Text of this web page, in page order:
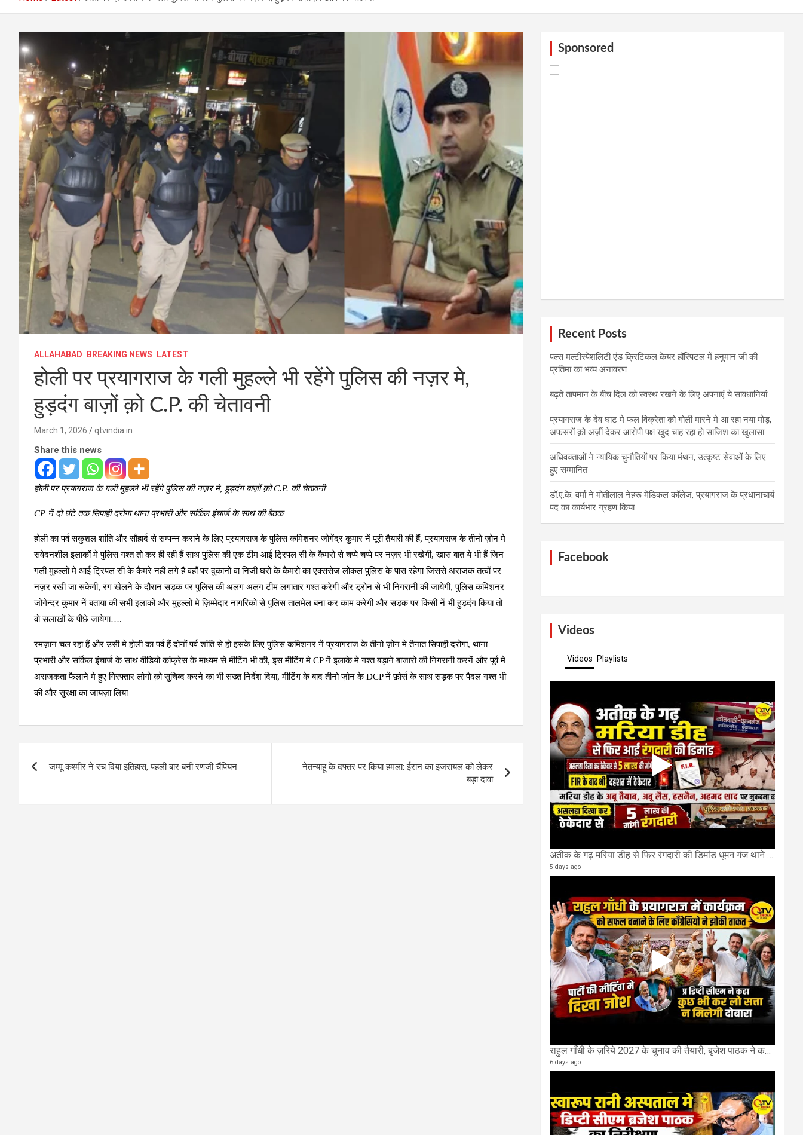
ALLAHABAD BREAKING NEWS LATEST
होली पर प्रयागराज के गली मुहल्ले भी रहेंगे पुलिस की नज़र मे,
हुड़दंग बाज़ों क़ो C.P. की चेतावनी
March 1, 2026 qtvindia.in
Share this news
होली पर प्रयागराज के गली मुहल्ले भी रहेंगे पुलिस की नज़र मे, हुड़दंग बाज़ों क़ो C.P. की चेतावनी
CP नें दो घंटे तक सिपाही दरोगा थाना प्रभारी और सर्किल इंचार्ज के साथ की बैठक
होली का पर्व सकुशल शांति और सौहार्द से सम्पन्न कराने के लिए प्रयागराज के पुलिस कमिशनर जोगेंद्र कुमार नें पूरी तैयारी की हैं, प्रयागराज के तीनो ज़ोन मे
सवेदनशील इलाकों मे पुलिस गश्त तो कर ही रही हैं साथ पुलिस की एक टीम आई ट्रिपल सी के कैमरो से चप्पे चप्पे पर नज़र भी रखेगी, खास बात ये भी हैं जिन
गली मुहल्लो मे आई ट्रिपल सी के कैमरे नही लगे हैं वहाँ पर दुकानों वा निजी घरो के कैमरो का एक्ससेज़ लोकल पुलिस के पास रहेगा जिससे अराजक तत्वों पर
नज़र रखी जा सकेगी, रंग खेलने के दौरान सड़क पर पुलिस की अलग अलग टीम लगातार गश्त करेगी और ड्रोन से भी निगरानी की जायेगी, पुलिस कमिशनर
जोगेन्दर कुमार नें बताया की सभी इलाकों और मुहल्लो मे ज़िम्मेदार नागरिको से पुलिस तालमेल बना कर काम करेगी और सड़क पर किसी नें भी हुड़दंग किया तो
वो सलाखों के पीछे जायेगा….
रमज़ान चल रहा हैं और उसी मे होली का पर्व हैं दोनों पर्व शांति से हो इसके लिए पुलिस कमिशनर नें प्रयागराज के तीनो ज़ोन मे तैनात सिपाही दरोगा, थाना
प्रभारी और सर्किल इंचार्ज के साथ वीडियो कांफ्रेस के माध्यम से मीटिंग भी की, इस मीटिंग मे CP नें इलाके मे गश्त बड़ाने बाजारो की निगरानी करनें और पूर्व मे
अराजकता फैलाने मे हुए गिरफ्तार लोगो क़ो सुचिब्द करने का भी सख्त निर्देश दिया, मीटिंग के बाद तीनो ज़ोन के DCP नें फ़ोर्स के साथ सड़क पर पैदल गश्त भी
की और सुरक्षा का जायज़ा लिया
जम्मू कश्मीर ने रच दिया इतिहास, पहली बार बनी रणजी चैंपियन
नेतन्याहू के दफ्तर पर किया हमला: ईरान का इजरायल को लेकर
बड़ा दावा
Sponsored
Recent Posts
पल्स मल्टीस्पेशलिटी एंड क्रिटिकल केयर हॉस्पिटल में हनुमान जी की
प्रतिमा का भव्य अनावरण
बढ़ते तापमान के बीच दिल को स्वस्थ रखने के लिए अपनाएं ये सावधानियां
प्रयागराज के देव घाट मे फल विक्रेता क़ो गोली मारने मे आ रहा नया मोड़,
अफसरों क़ो अर्ज़ी देकर आरोपी पक्ष खुद चाह रहा हो साजिश का खुलासा
अधिवक्ताओं ने न्यायिक चुनौतियों पर किया मंथन, उत्कृष्ट सेवाओं के लिए
हुए सम्मानित
डॉ.ए.के. वर्मा ने मोतीलाल नेहरू मेडिकल कॉलेज, प्रयागराज के प्रधानाचार्य
पद का कार्यभार ग्रहण किया
Facebook
Videos
Videos Playlists
अतीक के गढ़ मरिया डीह से फिर रंगदारी की डिमांड धूमन गंज थाने मे 4 के खिलाफ मुकदमा दर्ज
5 days ago
राहुल गाँधी के ज़रिये 2027 के चुनाव की तैयारी, बृजेश पाठक ने कहा चुक चुकी हैं कांग्रेस
6 days ago